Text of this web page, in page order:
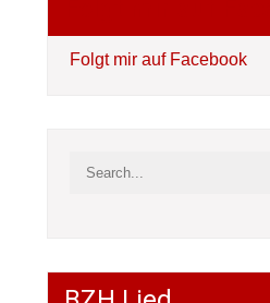
Folgt mir auf Facebook